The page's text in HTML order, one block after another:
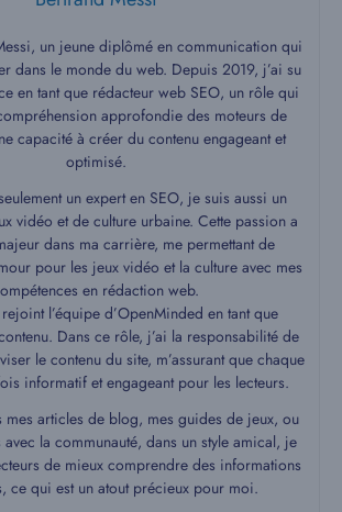
un jeune diplômé en communication qui
dans le monde du web. Depuis 2019, j’ai su
en tant que rédacteur web SEO, un rôle qui
approfondie des moteurs de
capacité à créer du contenu engageant et
optimisé.
un expert en SEO, je suis aussi un
vidéo et de culture urbaine. Cette passion a
dans ma carrière, me permettant de
pour les jeux vidéo et la culture avec mes
en rédaction web.
l’équipe d’OpenMinded en tant que
Dans ce rôle, j’ai la responsabilité de
le contenu du site, m’assurant que chaque
informatif et engageant pour les lecteurs.
mes articles de blog, mes guides de jeux, ou
la communauté, dans un style amical, je
de mieux comprendre des informations
ce qui est un atout précieux pour moi.